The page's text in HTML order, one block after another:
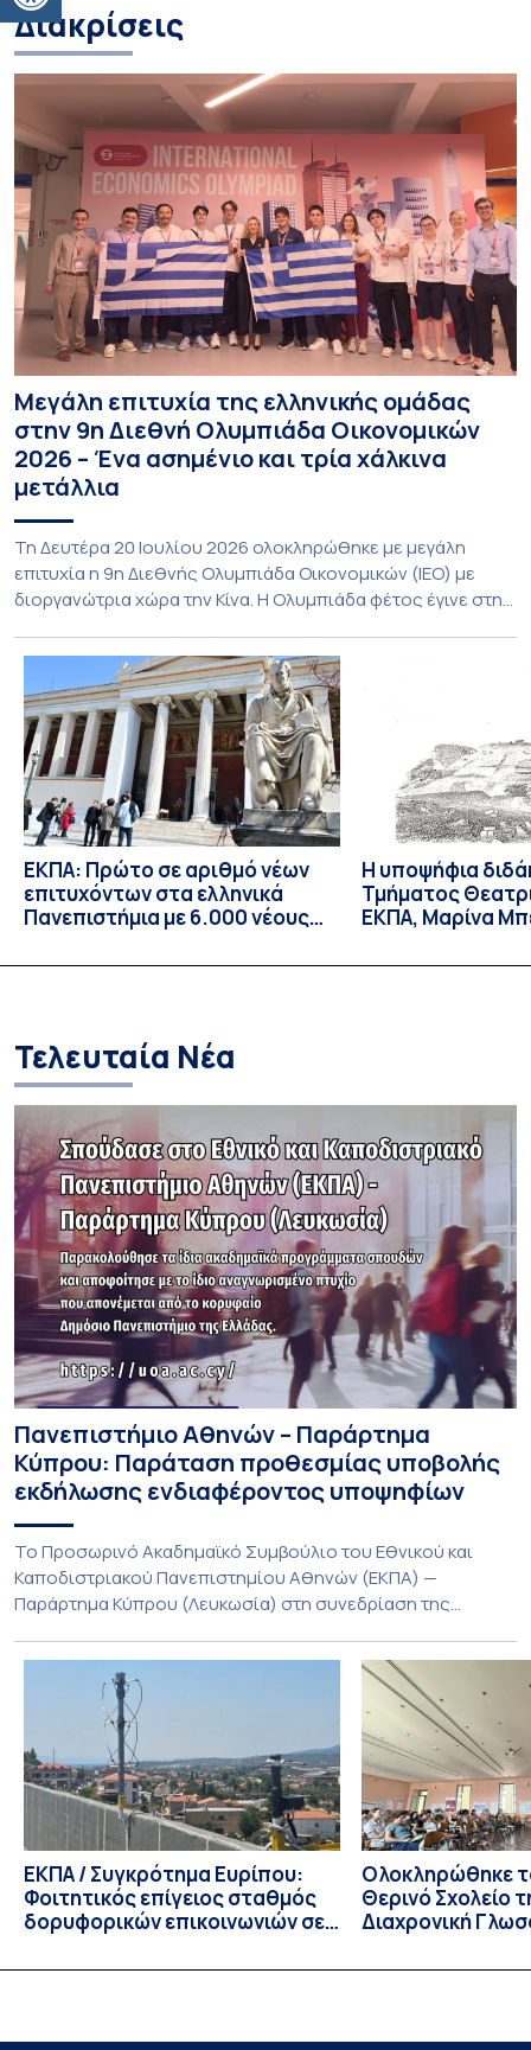
Διακρίσεις
Μεγάλη επιτυχία της ελληνικής ομάδας
στην 9η Διεθνή Ολυμπιάδα Οικονομικών
2026 – Ένα ασημένιο και τρία χάλκινα
μετάλλια
Τη Δευτέρα 20 Ιουλίου 2026 ολοκληρώθηκε με μεγάλη
επιτυχία η 9η Διεθνής Ολυμπιάδα Οικονομικών (ΙΕΟ) με
διοργανώτρια χώρα την Κίνα. Η Ολυμπιάδα φέτος έγινε στην
παρουσία αποστολές από 55 χώρες, αριθμός που αποτελεί
νέο ρεκόρ συμμετοχών. Για την Ελλάδα, η οποία συμμετείχε
για 8η συνεχόμενη φορά, […]
ΕΚΠΑ: Πρώτο σε αριθμό νέων
επιτυχόντων στα ελληνικά
Πανεπιστήμια με 6.000 νέους
επιλογή για τους
Η υποψήφια
Τμήματος
ΕΚΠΑ, Μαρίνα
Επισκέπτρια
Τελευταία Νέα
Πανεπιστήμιο Αθηνών – Παράρτημα
Κύπρου: Παράταση προθεσμίας υποβολής
εκδήλωσης ενδιαφέροντος υποψηφίων
Το Προσωρινό Ακαδημαϊκό Συμβούλιο του Εθνικού και
Καποδιστριακού Πανεπιστημίου Αθηνών (ΕΚΠΑ) —
Παράρτημα Κύπρου (Λευκωσία) στη συνεδρίαση της
παράταση της προθεσμίας υποβολής εκδήλωσης
ενδιαφέροντος για την φοίτηση σε Προγράμματα Σπουδών,
Τμημάτων του Πανεπιστημίου μας στο Παράρτημα Κύπρου
για το ακαδημαϊκό έτος 2026-2027, έως τη Δευτέρα 31
Αυγούστου 2026. […]
ΕΚΠΑ / Συγκρότημα Ευρίπου:
Φοιτητικός επίγειος σταθμός
δορυφορικών επικοινωνιών σε
Ολοκληρώθηκε
Θερινό Σχολείο
Διαχρονική
Linguistics in